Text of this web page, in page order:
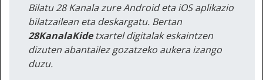
Bilatu 28 Kanala zure Android eta iOS aplikazio
bilatzailean eta deskargatu. Bertan
28KanalaKidetxartel digitalak eskaintzen
dizuten abantailez gozatzeko aukera izango
duzu.